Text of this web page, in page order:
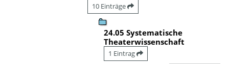
10 Einträge
24.05 Systematische
Theaterwissenschaft
1 Eintrag